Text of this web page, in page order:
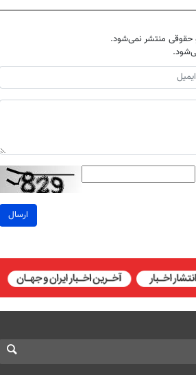
حقوقی منتشر نمی‌شود.
ارسال